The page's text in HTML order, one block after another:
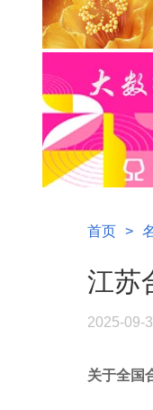
首页 >
江苏
2025-09-
关于全国